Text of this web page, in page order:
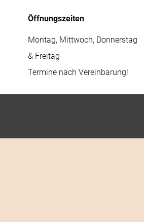
Öffnungszeiten
Montag, Mittwoch, Donnerstag
& Freitag
Termine nach Vereinbarung!